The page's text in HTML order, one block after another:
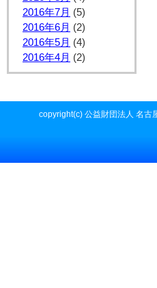
2016年7月 (5)
2016年6月 (2)
2016年5月 (4)
2016年4月 (2)
copyright(c) 公益財団法人 名古